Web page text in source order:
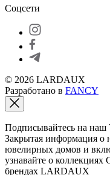
Соцсети
© 2026 LARDAUX
Разработано в FANCY
Подписывайтесь на наш
Закрытая информация о
ювелирных домов и
узнавайте о коллекциях
брендах LARDAUX